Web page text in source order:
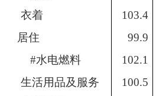
衣着
103.4
居住
99.9
#水电燃料
102.1
生活用品及服务
100.5